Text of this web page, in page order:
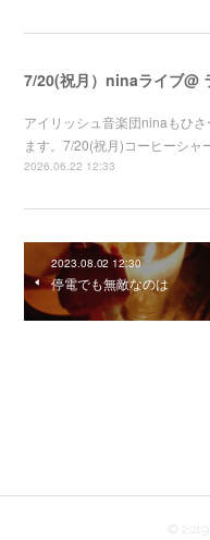
7/20(祝月）ninaライブ@
アイリッシュ音楽団ninaもひ
ます。7/20(祝月)コーヒーシャ
2026.06.22 12:33
2023.08.02 12:30
停電でも無敵なのは
©